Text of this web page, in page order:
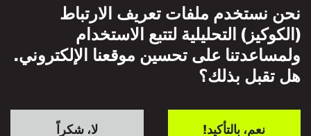
نحن نستخدم ملفات تعريف الارتباط
(الكوكيز) التحليلية لتتبع الاستخدام
ولمساعدتنا على تحسين موقعنا الإلكتروني.
هل تقبل بذلك؟
لا، شكراً نعم، بالتأكيد!